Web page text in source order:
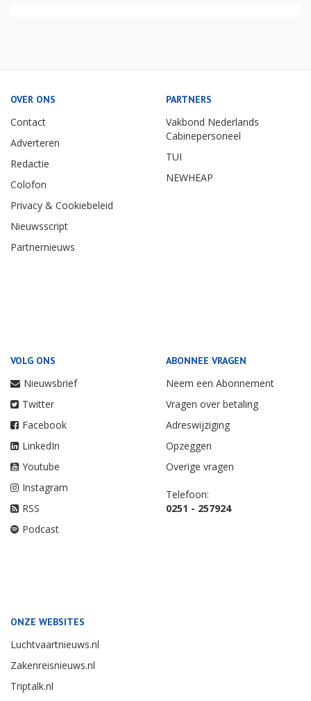
OVER ONS
Contact
Adverteren
Redactie
Colofon
Privacy & Cookiebeleid
Nieuwsscript
Partnernieuws
PARTNERS
Vakbond Nederlands
Cabinepersoneel
TUI
NEWHEAP
VOLG ONS
Nieuwsbrief
Twitter
Facebook
LinkedIn
Youtube
Instagram
RSS
Podcast
ABONNEE VRAGEN
Neem een Abonnement
Vragen over betaling
Adreswijziging
Opzeggen
Overige vragen
Telefoon:
0251 - 257924
ONZE WEBSITES
Luchtvaartnieuws.nl
Zakenreisnieuws.nl
Triptalk.nl